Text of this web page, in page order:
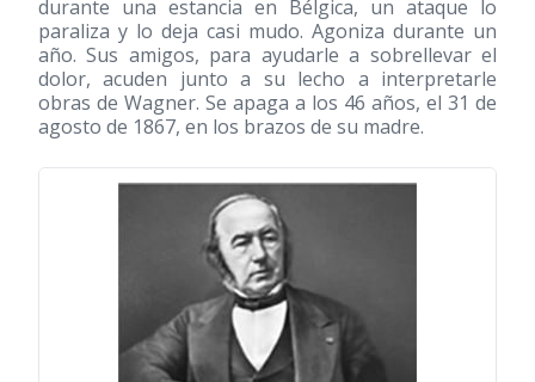
durante una estancia en Bélgica, un ataque lo
paraliza y lo deja casi mudo. Agoniza durante un
año. Sus amigos, para ayudarle a sobrellevar el
dolor, acuden junto a su lecho a interpretarle
obras de Wagner. Se apaga a los 46 años, el 31 de
agosto de 1867, en los brazos de su madre.